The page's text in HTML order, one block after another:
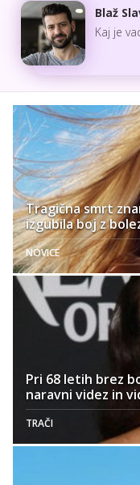
Blaž
Kaj je
Tragična smrt
izgubila boj z
NOVICE
Pri 68 letih brez
naravni videz in
TRAČI